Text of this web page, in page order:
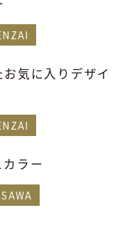
気に入りデザイ
ラー